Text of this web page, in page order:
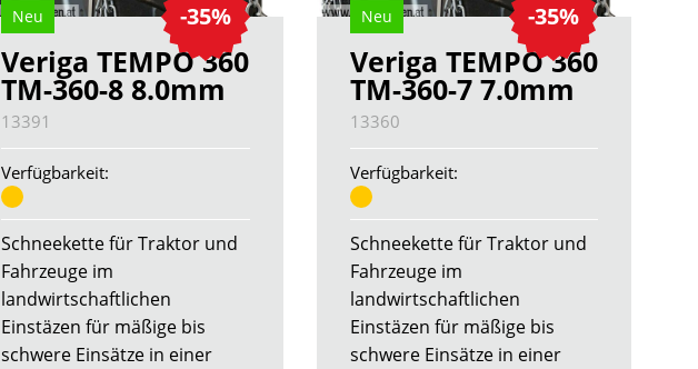
-35%
Neu
Veriga TEMPO 360
TM-360-8 8.0mm
13391
Verfügbarkeit:
Schneekette für Traktor und
Fahrzeuge im
landwirtschaftlichen
Einstäzen für mäßige bis
schwere Einsätze in einer
-35%
Neu
Veriga TEMPO 360
TM-360-7 7.0mm
13360
Verfügbarkeit:
Schneekette für Traktor und
Fahrzeuge im
landwirtschaftlichen
Einstäzen für mäßige bis
schwere Einsätze in einer